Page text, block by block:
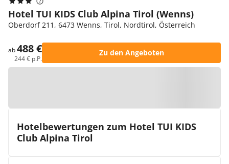
Hotel TUI KIDS Club Alpina Tirol (Wenns)
Oberdorf 211, 6473 Wenns, Tirol, Nordtirol, Österreich
ab488 €
244 € p.P.
Zu den Angeboten
Hotelbewertungen zum Hotel TUI KIDS
Club Alpina Tirol